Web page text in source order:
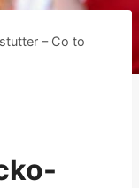
stutter – Co to